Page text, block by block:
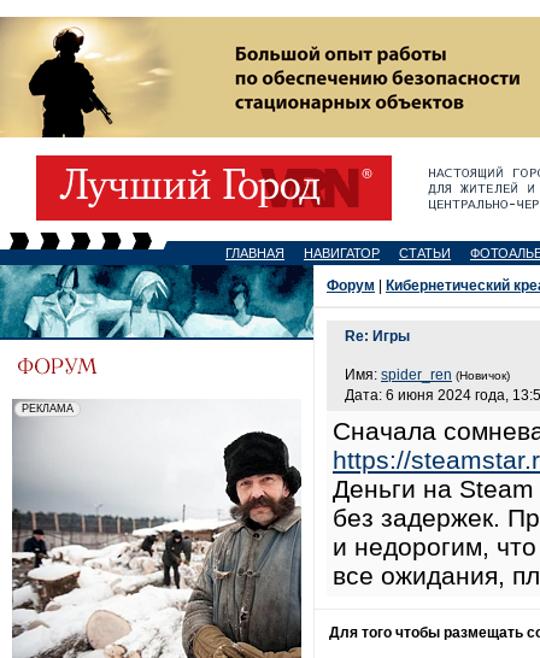
ГЛАВНАЯ НАВИГАТОР СТАТЬИ
Форум Кибернетический
Re: Игры
Имя: spider_ren (Новичок)
Дата: 6 июня 2024 года,
Сначала
https://
Деньги на
без задержек.
и недорогим,
все ожидания,
Для того чтобы размещать